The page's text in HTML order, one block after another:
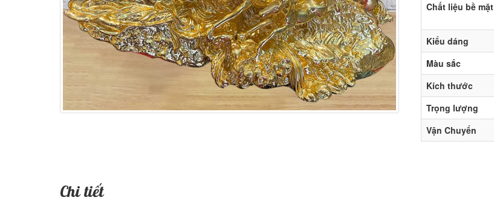
Chất liệu bề mặt
Kiểu dáng
Màu sắc
Kích thước
Trọng lượng
Vận Chuyển
Chi tiết